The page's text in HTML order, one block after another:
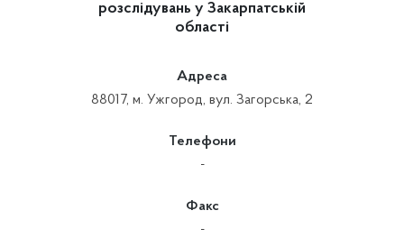
розслідувань у Закарпатській
області
Адреса
88017, м. Ужгород, вул. Загорська, 2
Телефони
-
Факс
-